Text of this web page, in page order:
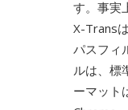
す。事実
X-Trans
パスフィ
ルは、標
ーマット